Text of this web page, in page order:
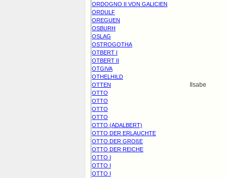
ORDOGNO II VON GALICIEN
ORDULF
OREGUEN
OSBURH
OSLAG
OSTROGOTHA
OTBERT I
OTBERT II
OTGIVA
OTHELHILD
OTTEN
Ilsabe
OTTO
OTTO
OTTO
OTTO
OTTO (ADALBERT)
OTTO DER ERLAUCHTE
OTTO DER GROßE
OTTO DER REICHE
OTTO I
OTTO I
OTTO I